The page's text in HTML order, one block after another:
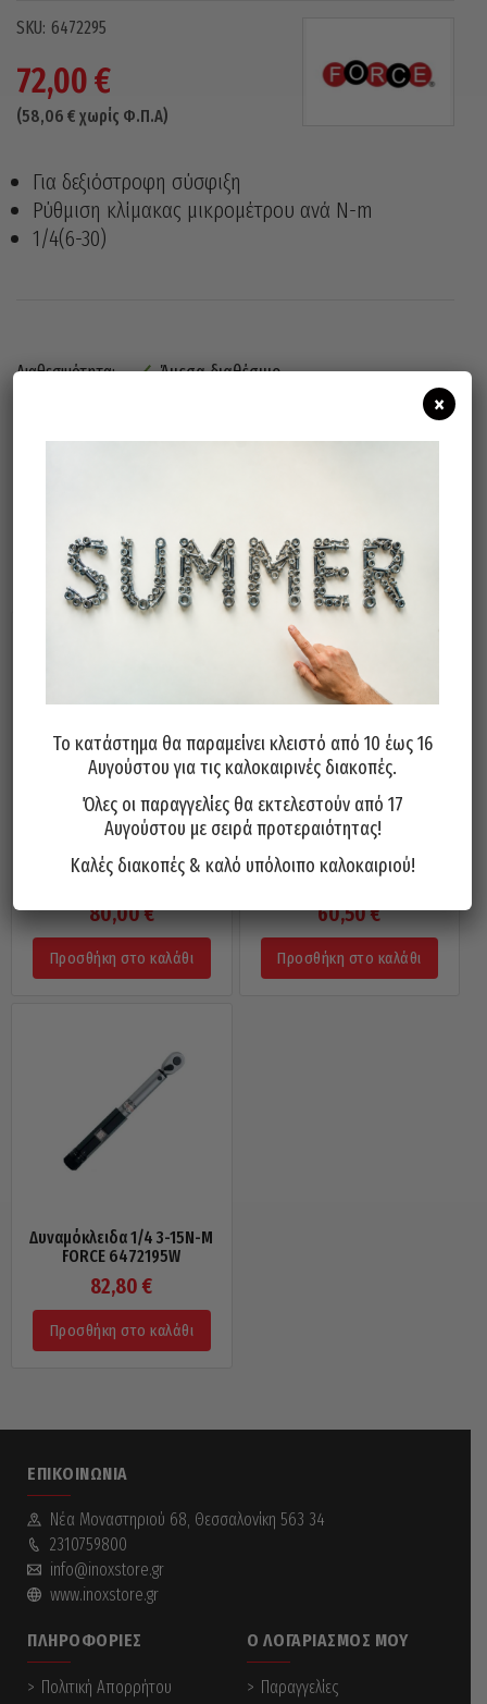
6472295
72,00€
(58,06 € χωρίς Φ.Π.Α)
Για δεξιόστροφη σύσφιξη
Ρύθμιση κλίμακας μικρομέτρου ανά N-m
1/4(6-30)
Διαθεσιμότητα: Άμεσα διαθέσιμο
Σχετικά προϊόντα
Κατσαβίδι Ροπής
(Δυναμόκλειδο)1-5 Nm 1/4
FORCE 64721605
80,00€
Προσθήκη στο καλάθι
Κατσαβίδι Ροπής
(Δυναμόκλειδο) 0,4-2 Nm 1/4
FORCE 64721602
60,50€
Προσθήκη στο καλάθι
Δυναμόκλειδα 1/4 3-15N-M
FORCE 6472195W
82,80€
Προσθήκη στο καλάθι
ΕΠΙΚΟΙΝΩΝΊΑ
Νέα Mοναστηριού 68, Θεσσαλονίκη 563 34
2310759800
info@inoxstore.gr
www.inoxstore.gr
ΠΛΗΡΟΦΟΡΊΕΣ
Πολιτική Απορρήτου
Ο ΛΟΓΑΡΙΑΣΜΌΣ ΜΟΥ
Παραγγελίες
Το κατάστημα θα παραμείνει κλειστό από 10 έως 16
Αυγούστου για τις καλοκαιρινές διακοπές.
Όλες οι παραγγελίες θα εκτελεστούν από 17
Αυγούστου με σειρά προτεραιότητας!
Καλές διακοπές & καλό υπόλοιπο καλοκαιριού!
×